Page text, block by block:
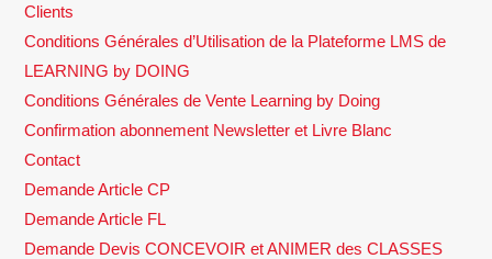
Clients
Conditions Générales d’Utilisation de la Plateforme LMS de
LEARNING by DOING
Conditions Générales de Vente Learning by Doing
Confirmation abonnement Newsletter et Livre Blanc
Contact
Demande Article CP
Demande Article FL
Demande Devis CONCEVOIR et ANIMER des CLASSES